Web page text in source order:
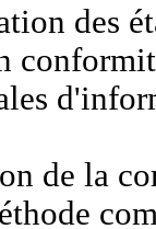
des
de la